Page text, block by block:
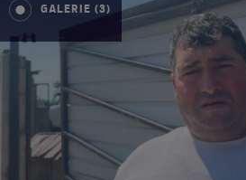
GALERIE (3)